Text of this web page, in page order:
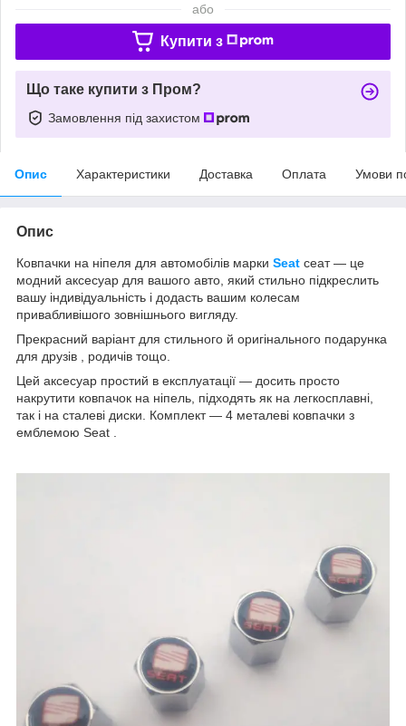
або
Купити з
Що таке купити з Пром?
Замовлення під захистом
Опис Характеристики Доставка Оплата Умови
Опис
Ковпачки на ніпеля для автомобілів марки Seat сеат — це
модний аксесуар для вашого авто, який стильно підкреслить
вашу індивідуальність і додасть вашим колесам
привабливішого зовнішнього вигляду.
Прекрасний варіант для стильного й оригінального подарунка
для друзів , родичів тощо.
Цей аксесуар простий в експлуатації — досить просто
накрутити ковпачок на ніпель, підходять як на легкосплавні,
так і на сталеві диски. Комплект — 4 металеві ковпачки з
емблемою Seat